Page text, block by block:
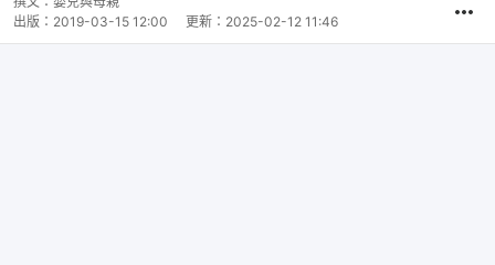
出版： 2019-03-15 12:00 更新： 2025-02-12 11:46